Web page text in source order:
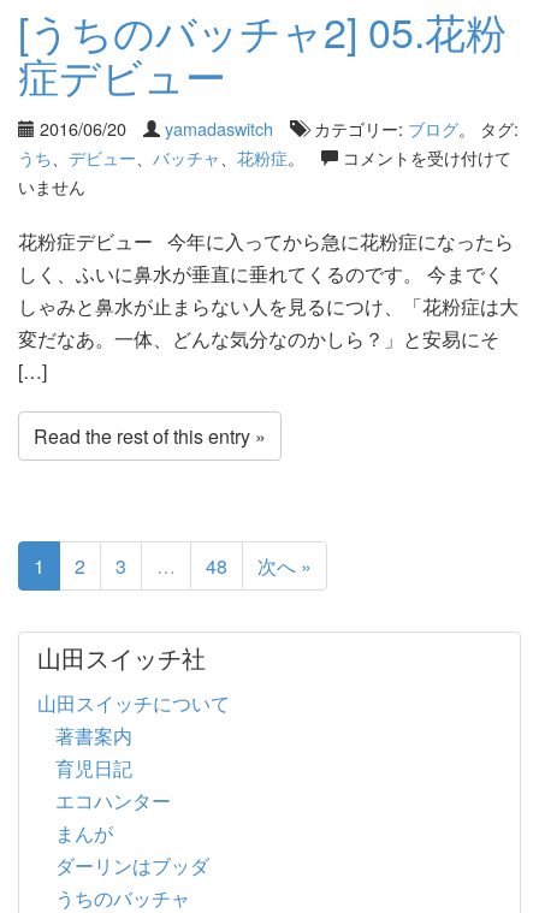
[うちのバッチャ2] 05.花粉
症デビュー
2016/06/20 yamadaswitch カテゴリー: ブログ。 タグ:
うち
デビュー バッチャ 花粉症。
コメントを受け付けて
いません
花粉症デビュー 今年に入ってから急に花粉症になったら
しく、ふいに鼻水が垂直に垂れてくるのです。 今までく
しゃみと鼻水が止まらない人を見るにつけ、「花粉症は大
変だなあ。一体、どんな気分なのかしら？」と安易にそ
[…]
Read the rest of this entry »
1 2 3 … 48 次へ »
山田スイッチ社
山田スイッチについて
著書案内
育児日記
エコハンター
まんが
ダーリンはブッダ
うちのバッチャ